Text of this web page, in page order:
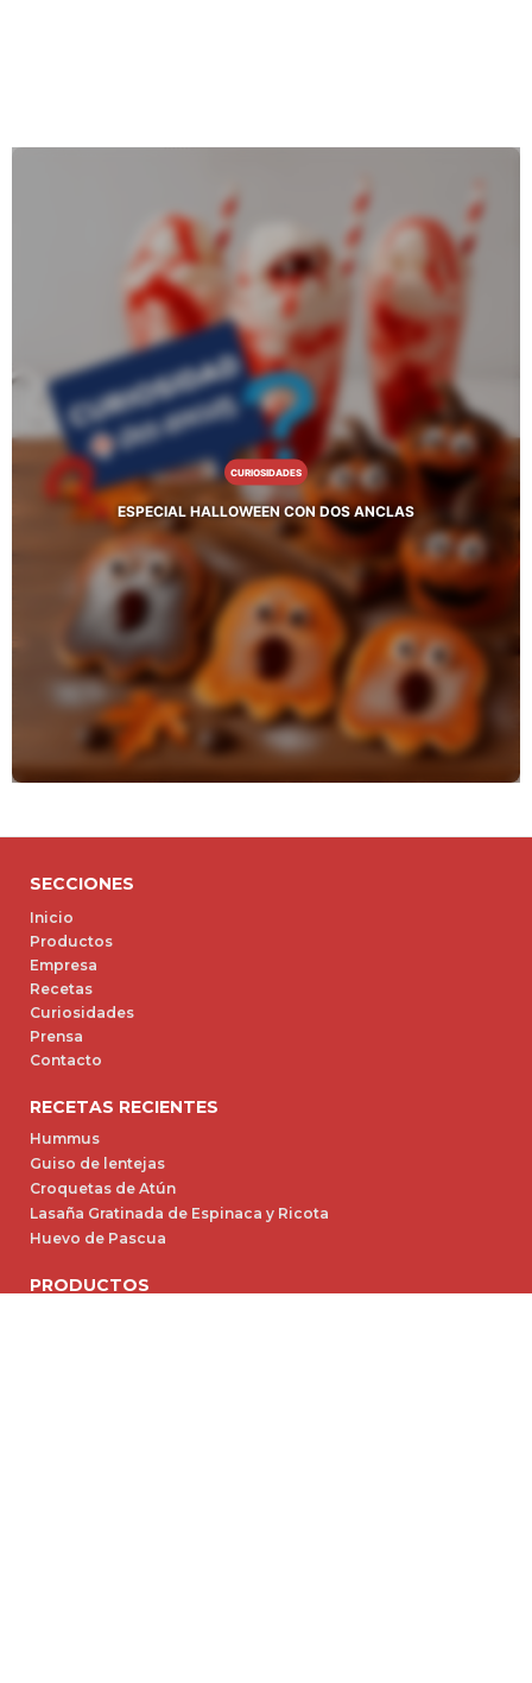
CURIOSIDADES
ESPECIAL HALLOWEEN CON DOS ANCLAS
SECCIONES
Inicio
Productos
Empresa
Recetas
Curiosidades
Prensa
Contacto
RECETAS RECIENTES
Hummus
Guiso de lentejas
Croquetas de Atún
Lasaña Gratinada de Espinaca y Ricota
Huevo de Pascua
PRODUCTOS